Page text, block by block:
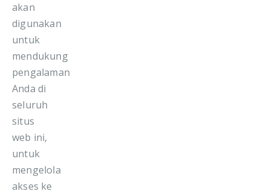
akan
digunakan
untuk
mendukung
pengalaman
Anda di
seluruh
situs
web ini,
untuk
mengelola
akses ke